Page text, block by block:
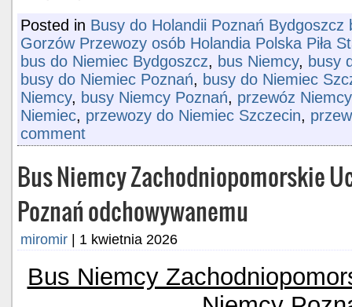
Posted in Busy do Holandii Poznań Bydgoszcz
Gorzów Przewozy osób Holandia Polska Piła
bus do Niemiec Bydgoszcz, bus Niemcy, busy
busy do Niemiec Poznań, busy do Niemiec
Niemcy, busy Niemcy Poznań, przewóz
Niemiec, przewozy do Niemiec Szczecin,
comment
Bus Niemcy Zachodniopomorskie
Poznań odchowywanemu
miromir | 1 kwietnia 2026
Bus Niemcy